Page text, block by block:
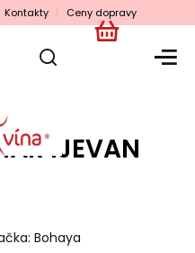
Kontakty Ceny dopravy
NÁKUPNÍ
IJEVAN
Bohaya